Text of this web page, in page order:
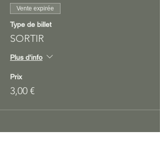
Vente expirée
Type de billet
SORTIR
Plus d'info
Prix
3,00 €